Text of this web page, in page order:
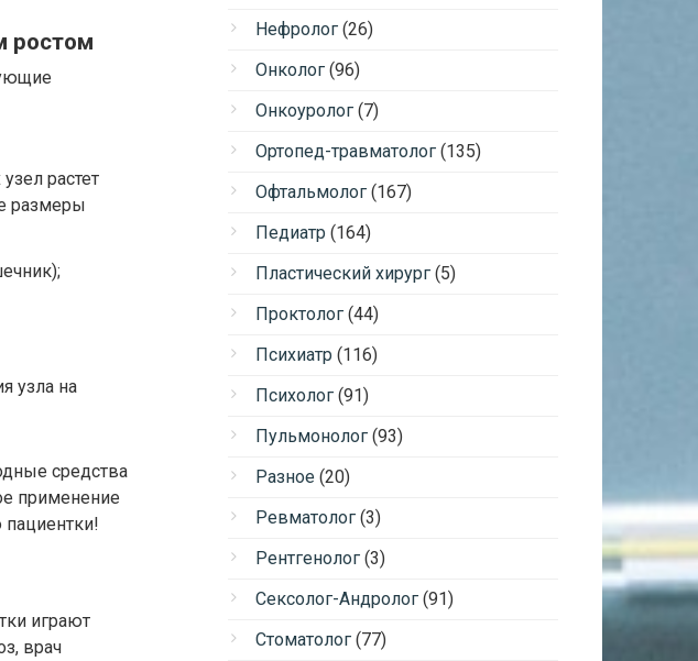
ростом
растет
размеры
узла на
средства
применение
играют
врач
Нефролог (26)
Онколог (96)
Онкоуролог (7)
Ортопед-травматолог (135)
Офтальмолог (167)
Педиатр (164)
Пластический хирург (5)
Проктолог (44)
Психиатр (116)
Психолог (91)
Пульмонолог (93)
Разное (20)
Ревматолог (3)
Рентгенолог (3)
Сексолог-Андролог (91)
Стоматолог (77)